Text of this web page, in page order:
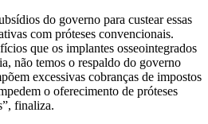
do governo para custear essas
com próteses convencionais.
que os implantes osseointegrados
não temos o respaldo do governo
excessivas cobranças de impostos
o oferecimento de próteses
finaliza.